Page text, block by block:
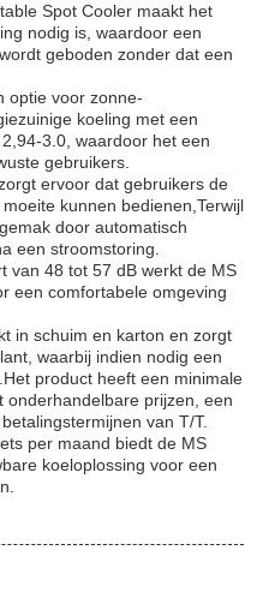
Spot Cooler maakt het
nodig is, waardoor een
geboden zonder dat een
optie voor zonne-
koeling met een
3.0, waardoor het een
gebruikers.
ervoor dat gebruikers de
kunnen bedienen,Terwijl
door automatisch
een stroomstoring.
van 48 tot 57 dB werkt de MS
een comfortabele omgeving
in schuim en karton en zorgt
waarbij indien nodig een
product heeft een minimale
onderhandelbare prijzen, een
van T/T.
per maand biedt de MS
koeloplossing voor een